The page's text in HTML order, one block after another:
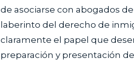
de asociarse con abogados
laberinto del derecho de
claramente el papel que
preparación y presentación